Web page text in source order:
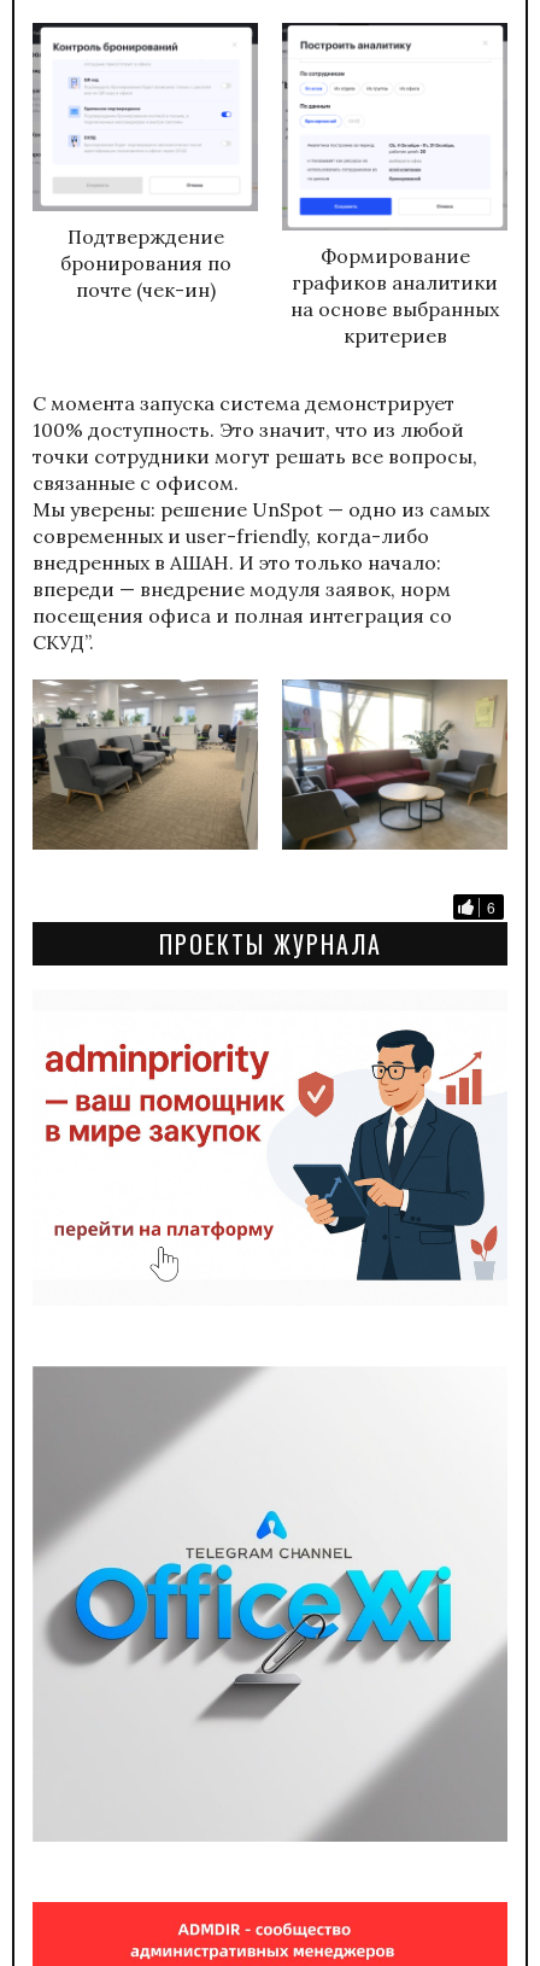
Подтверждение
бронирования по
почте (чек-ин)
Формирование
графиков аналитики
на основе выбранных
критериев
С момента запуска система демонстрирует
100% доступность. Это значит, что из любой
точки сотрудники могут решать все вопросы,
связанные с офисом.
Мы уверены: решение UnSpot — одно из самых
современных и user-friendly, когда-либо
внедренных в АШАН. И это только начало:
впереди — внедрение модуля заявок, норм
посещения офиса и полная интеграция со
СКУД”.
6
ПРОЕКТЫ ЖУРНАЛА